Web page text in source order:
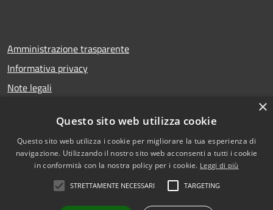
Amministrazione trasparente
Informativa privacy
Note legali
Accessibilità
Copyright © 2026 • Comune di
Powered byMunicipium
Accesso redazione
×
Questo sito web utilizza cookie
Questo sito web utilizza i cookie per migliorare la tua esperienza di
navigazione. Utilizzando il nostro sito web acconsenti a tutti i cookie
in conformità con la nostra policy per i cookie. Leggi di più
STRETTAMENTE NECESSARI TARGETING